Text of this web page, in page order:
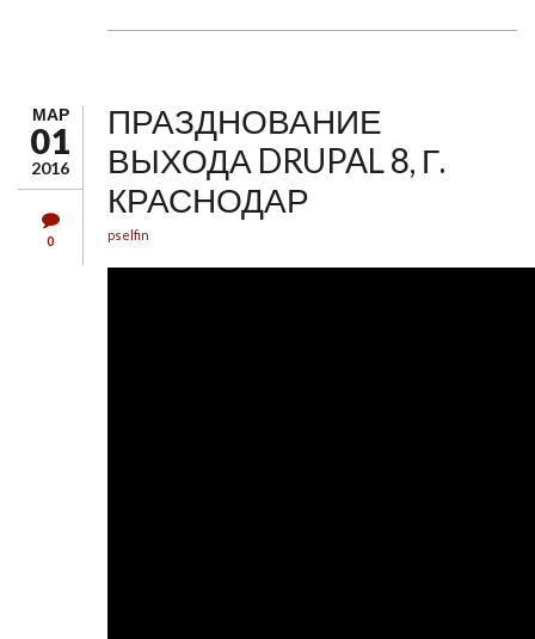
МАР
01
2016
0
ПРАЗДНОВАНИЕ
ВЫХОДА DRUPAL 8, Г.
КРАСНОДАР
pselfin